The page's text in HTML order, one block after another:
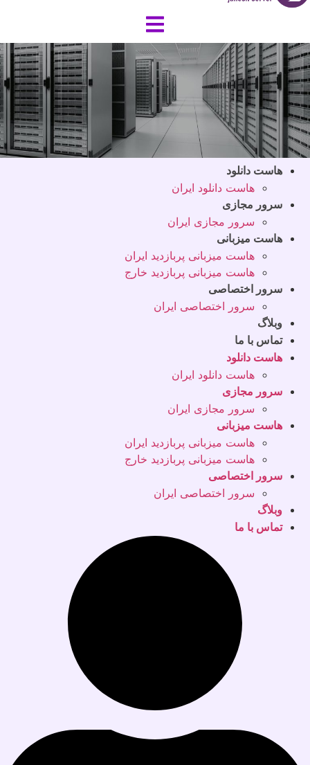
هاست دانلود
هاست دانلود ایران
سرور مجازی
سرور مجازی ایران
هاست میزبانی
هاست میزبانی پربازدید ایران
هاست میزبانی پربازدید خارج
سرور اختصاصی
سرور اختصاصی ایران
وبلاگ
تماس با ما
هاست دانلود
هاست دانلود ایران
سرور مجازی
سرور مجازی ایران
هاست میزبانی
هاست میزبانی پربازدید ایران
هاست میزبانی پربازدید خارج
سرور اختصاصی
سرور اختصاصی ایران
وبلاگ
تماس با ما